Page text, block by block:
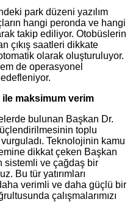
park düzeni yazılım
hangi peronda ve hangi
takip ediliyor. Otobüslerin
çıkış saatleri dikkate
olarak oluşturuluyor.
de operasyonel
maksimum verim
bulunan Başkan Dr.
toplu
vurguladı. Teknolojinin kamu
dikkat çeken Başkan
sistemli ve çağdaş bir
Bu tür yatırımları
verimli ve daha güçlü bir
çalışmalarımızı